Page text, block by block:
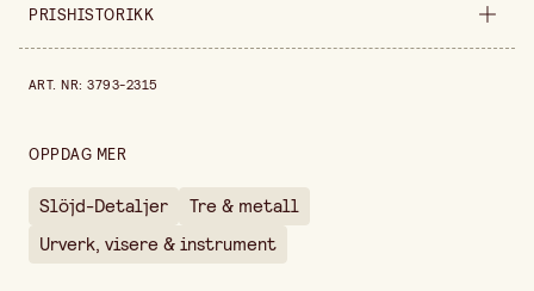
Produktvariant 46 mm
Selges inn
PRISHISTORIKK
ART. NR:3793-2315
OPPDAG MER
Slöjd-Detaljer
Tre & metall
Urverk, visere & instrument